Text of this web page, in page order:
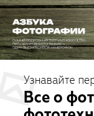
Узнавайте
Все о